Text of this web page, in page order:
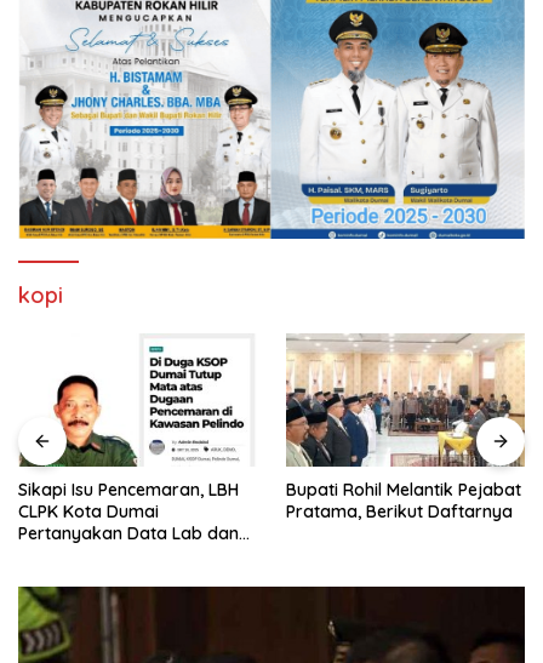
kopi
Sikapi Isu Pencemaran, LBH
CLPK Kota Dumai
Pertanyakan Data Lab dan
Bupati Rohil Melantik Pejabat
Pratama, Berikut Daftarnya